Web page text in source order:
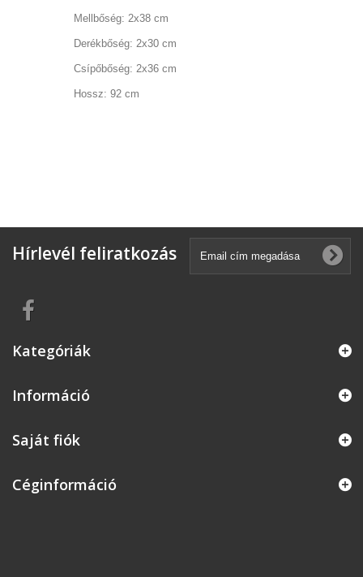
Mellbőség: 2x38 cm
Derékbőség: 2x30 cm
Csípőbőség: 2x36 cm
Hossz: 92 cm
Hírlevél feliratkozás
Kategóriák
Információ
Saját fiók
Céginformáció